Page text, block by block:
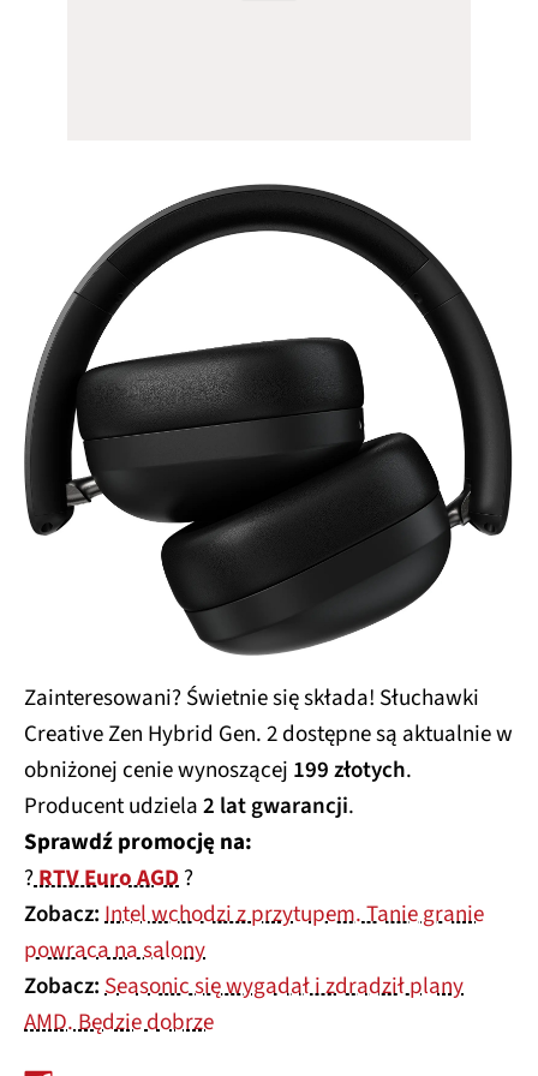
Zainteresowani? Świetnie się składa! Słuchawki
Creative Zen Hybrid Gen. 2 dostępne są aktualnie w
obniżonej cenie wynoszącej 199 złotych.
Producent udziela2 lat gwarancji.
Sprawdź promocję na:
?RTV Euro AGD?
Zobacz:Intel wchodzi z przytupem. Tanie granie
powraca na salony
Zobacz:Seasonic się wygadał i zdradził plany
AMD. Będzie dobrze